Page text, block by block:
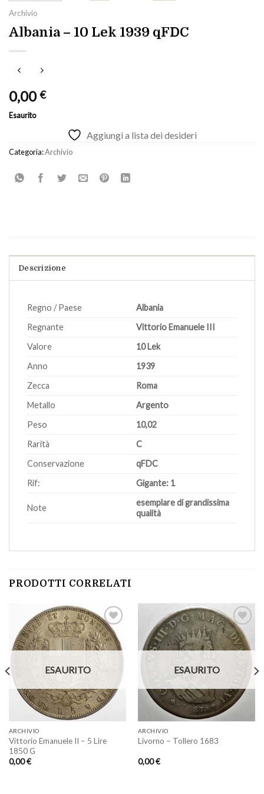
Archivio
Albania – 10 Lek 1939 qFDC
0,00€
Esaurito
Aggiungi a lista dei desideri
Categoria:Archivio
Descrizione
Regno / Paese
Albania
Regnante
Vittorio Emanuele III
Valore
10 Lek
Anno
1939
Zecca
Roma
Metallo
Argento
Peso
10,02
Rarità
C
Conservazione
qFDC
Rif:
Gigante: 1
Note
esemplare di grandissima
qualità
PRODOTTI CORRELATI
ESAURITO
ARCHIVIO
Vittorio Emanuele II – 5 Lire
1850 G
0,00€
ESAURITO
ARCHIVIO
Livorno – Tollero 1683
0,00€